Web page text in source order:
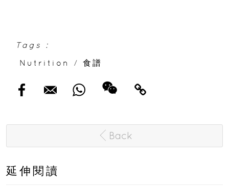
Tags :
Nutrition
/ 食譜
Back
延伸閱讀